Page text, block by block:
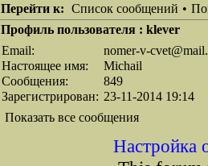
Перейти к: Список сообщений •
Профиль пользователя : klever
Email:
nomer-v-
Настоящее имя:
Michail
Сообщения:
849
Зарегистрирован: 23-11-2014 19:14
Показать все сообщения
Настройка